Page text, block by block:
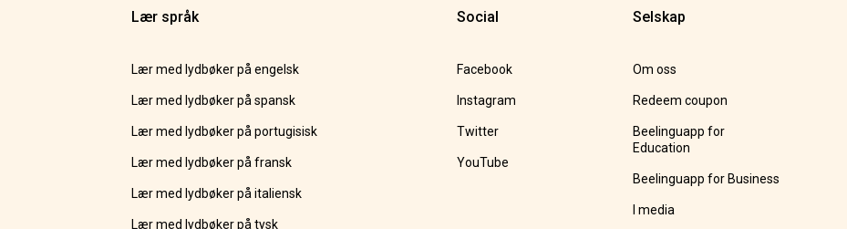
Lær språk
Lær med lydbøker på engelsk
Lær med lydbøker på spansk
Lær med lydbøker på portugisisk
Lær med lydbøker på fransk
Lær med lydbøker på italiensk
Lær med lydbøker på tysk
Social
Facebook
Instagram
Twitter
YouTube
Selskap
Om oss
Redeem coupon
Beelinguapp for
Education
Beelinguapp for Business
I media